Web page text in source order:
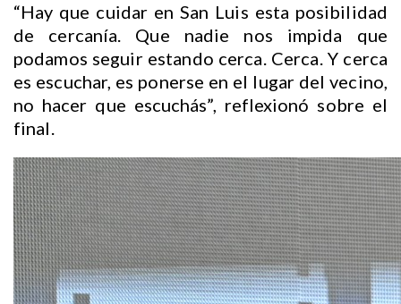
“Hay que cuidar en San Luis esta posibilidad
de cercanía. Que nadie nos impida que
podamos seguir estando cerca. Cerca. Y cerca
es escuchar, es ponerse en el lugar del vecino,
no hacer que escuchás”, reflexionó sobre el
final.